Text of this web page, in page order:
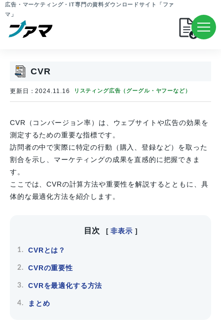
広告・マーケティング・IT専門の資料ダウンロードサイト「ファ
マ」
CVR
更新日：2024.11.16 リスティング広告（グーグル・ヤフーなど）
CVR（コンバージョン率）は、ウェブサイトや広告の効果を
測定するための重要な指標です。
訪問者の中で実際に特定の行動（購入、登録など）を取った
割合を示し、マーケティングの成果を直感的に把握できま
す。
ここでは、CVRの計算方法や重要性を解説するとともに、具
体的な最適化方法を紹介します。
目次 [非表示 ]
CVRとは？
CVRの重要性
CVRを最適化する方法
まとめ